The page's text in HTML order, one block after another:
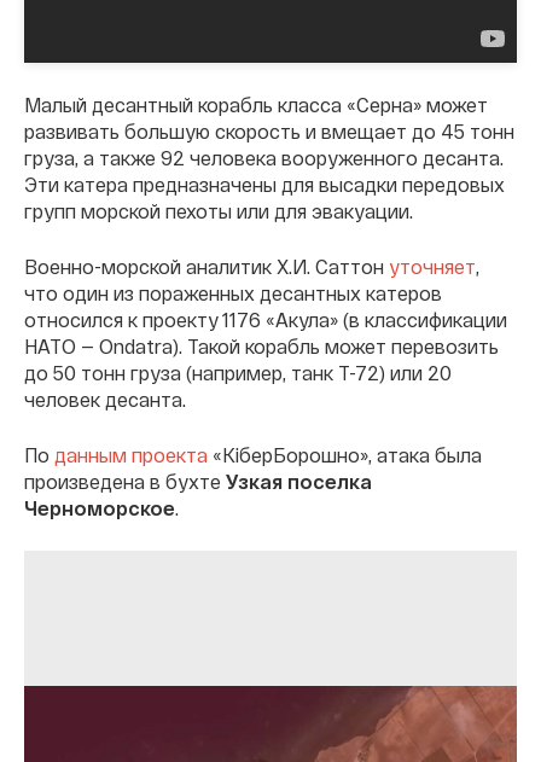
Малый десантный корабль класса «Серна» может
развивать большую скорость и вмещает до 45 тонн
груза, а также 92 человека вооруженного десанта.
Эти катера предназначены для высадки передовых
групп морской пехоты или для эвакуации.
Военно-морской аналитик Х.И. Саттон уточняет
что один из пораженных десантных катеров
относился к проекту 1176 «Акула» (в классификации
НАТО — Ondatra). Такой корабль может перевозить
до 50 тонн груза (например, танк Т-72) или 20
человек десанта.
По данным проекта «КіберБорошно», атака была
произведена в бухте Узкая поселка
Черноморское